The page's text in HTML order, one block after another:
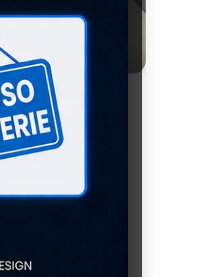
DE LAVA SW
Proveedor:
REMET